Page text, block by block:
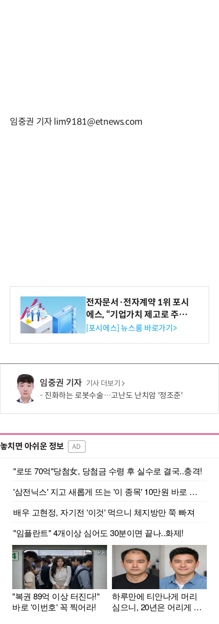
임중권 기자 lim9181@etnews.com
전자문서·전자계약 1위 포시
에스, “기업가치 제고로 주주
환원 강화” 계획 공시
[포시에스] 뉴스룸 바로가기>
임중권 기자 기사 더보기
진화하는 로봇수술…고난도 난치암 '정조준'
놓치면 아쉬운 정보 AD